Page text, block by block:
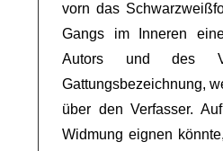
vorn das
Gangs im Inneren
Autors und des
Gattungsbezeichnung,
über den Verfasser.
Widmung eignen